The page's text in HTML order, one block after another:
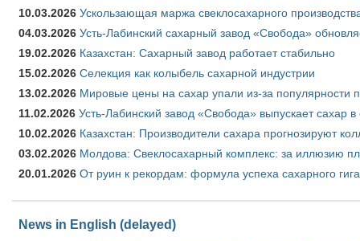
10.03.2026 Ускользающая маржа свеклосахарного
04.03.2026 Усть-Лабинский сахарный завод «Свобода»
19.02.2026 Казахстан: Сахарный завод работает стабильно
15.02.2026 Селекция как колыбель сахарной индустрии
13.02.2026 Мировые цены на сахар упали из-за популярности
11.02.2026 Усть-Лабинский завод «Свобода» выпускает сахар в
10.02.2026 Казахстан: Производители сахара прогнозируют
03.02.2026 Молдова: Свеклосахарный комплекс: за иллюзию
20.01.2026 От руин к рекордам: формула успеха сахарного
News in English (delayed)